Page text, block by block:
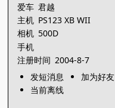
爱车 君越
主机 PS123 XB WII
相机 500D
手机
注册时间 2004-8-7
发短消息
加为好友
当前离线